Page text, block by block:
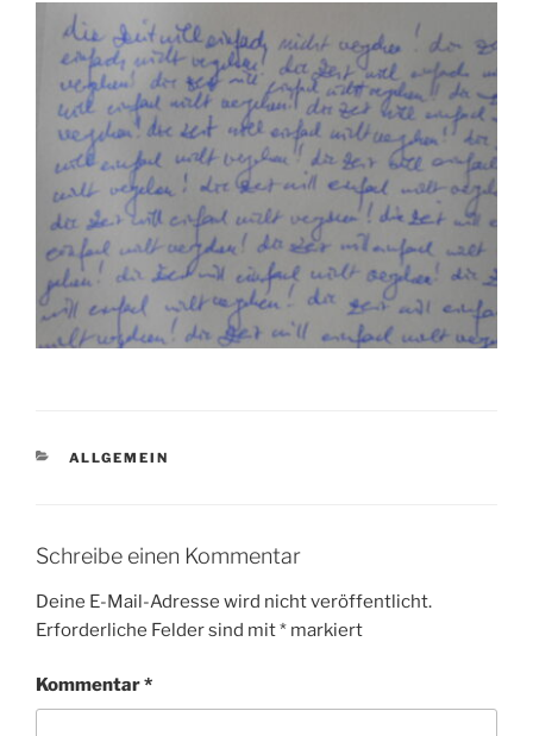
KATEGORIEN
ALLGEMEIN
Schreibe einen Kommentar
Deine E-Mail-Adresse wird nicht veröffentlicht.
Erforderliche Felder sind mit* markiert
Kommentar*